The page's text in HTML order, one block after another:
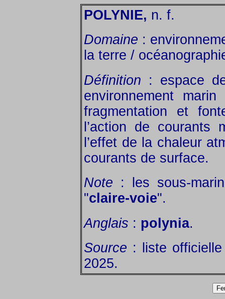
POLYNIE, n. f.
Domaine :
la terre /
Définition : espace
environnement
fragmentation et
l’action de courants
l’effet de la chaleur
courants de surface.
Note : les sous-
"claire-voie".
Anglais : polynia.
Source : liste
2025.